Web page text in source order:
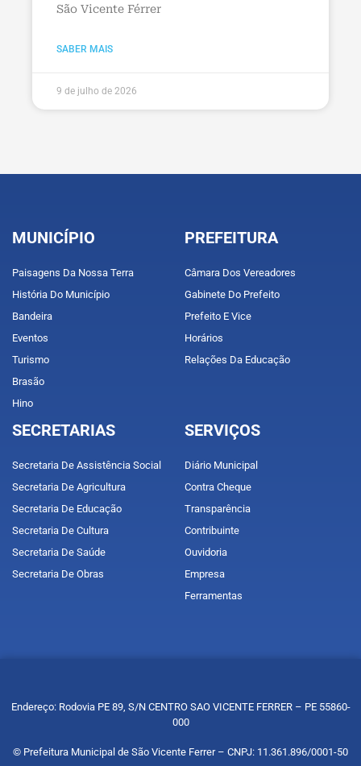
São Vicente Férrer
SABER MAIS
9 de julho de 2026
MUNICÍPIO
Paisagens Da Nossa Terra
História Do Município
Bandeira
Eventos
Turismo
Brasão
Hino
PREFEITURA
Câmara Dos Vereadores
Gabinete Do Prefeito
Prefeito E Vice
Horários
Relações Da Educação
SECRETARIAS
Secretaria De Assistência Social
Secretaria De Agricultura
Secretaria De Educação
Secretaria De Cultura
Secretaria De Saúde
Secretaria De Obras
SERVIÇOS
Diário Municipal
Contra Cheque
Transparência
Contribuinte
Ouvidoria
Empresa
Ferramentas
Endereço: Rodovia PE 89, S/N CENTRO SAO VICENTE FERRER – PE 55860-
000
© Prefeitura Municipal de São Vicente Ferrer – CNPJ: 11.361.896/0001-50